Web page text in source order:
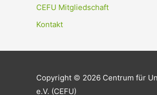
CEFU Mitgliedschaft
Kontakt
Copyright © 2026 Centrum für
e.V. (CEFU)